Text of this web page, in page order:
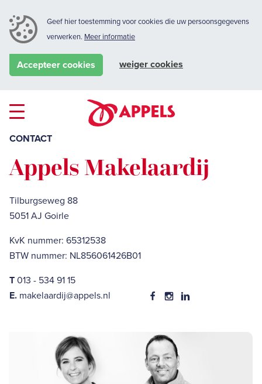
Geef hier toestemming voor cookies die uw persoonsgegevens
verwerken. Meer informatie
Accepteer cookies weiger cookies
CONTACT
Appels Makelaardij
Tilburgseweg 88
5051 AJ Goirle
KvK nummer: 65312538
BTW nummer: NL856061426B01
T 013 - 534 91 15
E. makelaardij@appels.nl